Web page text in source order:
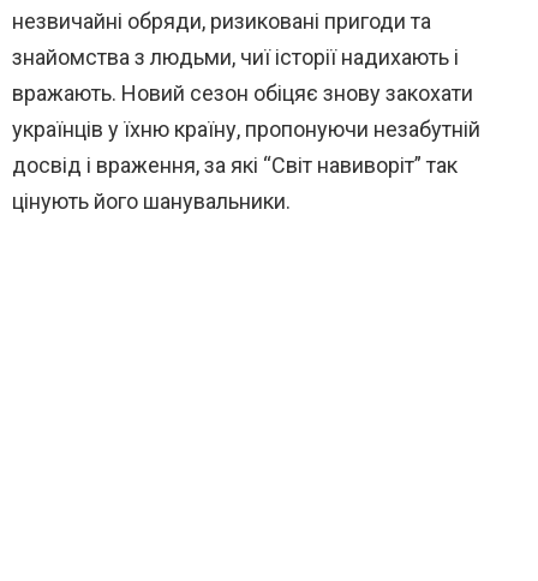
незвичайні обряди, ризиковані пригоди та
знайомства з людьми, чиї історії надихають і
вражають. Новий сезон обіцяє знову закохати
українців у їхню країну, пропонуючи незабутній
досвід і враження, за які “Світ навиворіт” так
цінують його шанувальники.